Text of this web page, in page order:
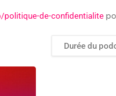
politique-de-confidentialite
Durée du